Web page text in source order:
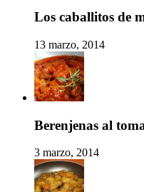
Los caballitos de
13 marzo, 2014
Berenjenas al
3 marzo, 2014